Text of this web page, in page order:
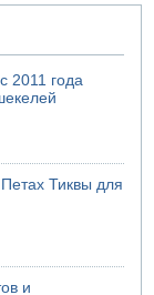
2011 года
Тиквы для
и